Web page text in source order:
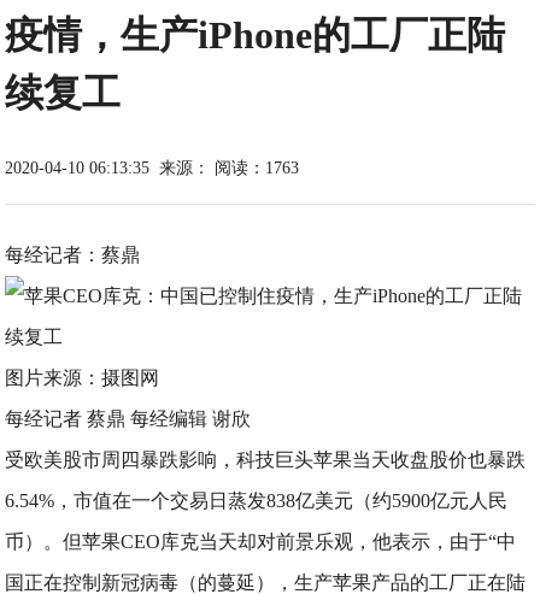
疫情，生产iPhone的工厂正陆
续复工
2020-04-10 06:13:35 来源： 阅读：1763
每经记者：蔡鼎
图片来源：摄图网
每经记者 蔡鼎 每经编辑 谢欣
受欧美股市周四暴跌影响，科技巨头苹果当天收盘股价也暴跌
6.54%，市值在一个交易日蒸发838亿美元（约5900亿元人民
币）。但苹果CEO库克当天却对前景乐观，他表示，由于“中
国正在控制新冠病毒（的蔓延），生产苹果产品的工厂正在陆